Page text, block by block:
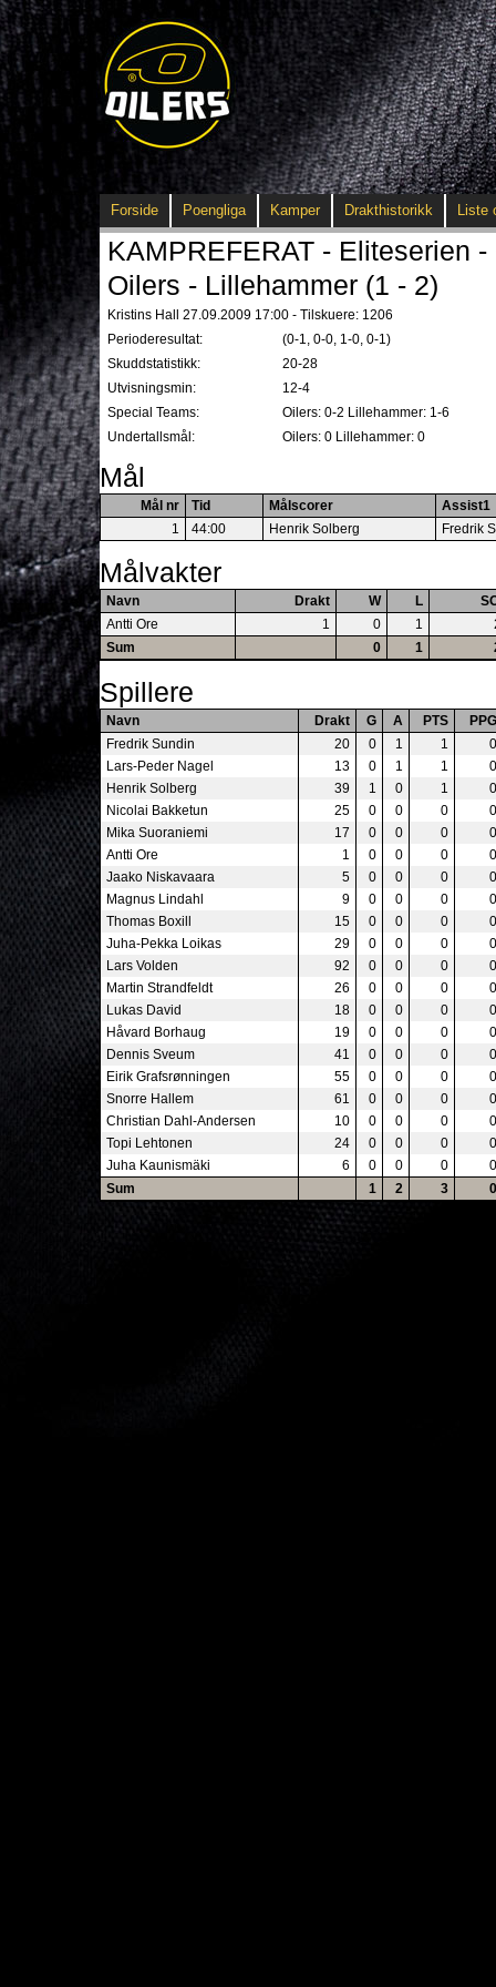
Forside Poengliga Kamper Drakthistorikk Liste
KAMPREFERAT - Eliteserien -
Oilers - Lillehammer (1 - 2)
Kristins Hall 27.09.2009 17:00 - Tilskuere: 1206
Perioderesultat:
(0-1, 0-0, 1-0, 0-1)
Skuddstatistikk:
20-28
Utvisningsmin:
12-4
Special Teams:
Oilers: 0-2 Lillehammer: 1-6
Undertallsmål:
Oilers: 0 Lillehammer: 0
Mål
Mål nr Tid Målscorer
Assist1
1
44:00 Henrik Solberg Fredrik
Målvakter
Navn Drakt W L
Antti Ore
1 0 1
Sum
0 1
Spillere
Navn Drakt G A PTS
PPG
Fredrik Sundin
20 0 1 1
0
Lars-Peder Nagel
13 0 1 1
0
Henrik Solberg
39 1 0 1
0
Nicolai Bakketun
25 0 0 0
0
Mika Suoraniemi
17 0 0 0
0
Antti Ore
1 0 0 0
0
Jaako Niskavaara
5 0 0 0
0
Magnus Lindahl
9 0 0 0
0
Thomas Boxill
15 0 0 0
0
Juha-Pekka Loikas
29 0 0 0
0
Lars Volden
92 0 0 0
0
Martin Strandfeldt
26 0 0 0
0
Lukas David
18 0 0 0
0
Håvard Borhaug
19 0 0 0
0
Dennis Sveum
41 0 0 0
0
Eirik Grafsrønningen
55 0 0 0
0
Snorre Hallem
61 0 0 0
0
Christian Dahl-Andersen
10 0 0 0
0
Topi Lehtonen
24 0 0 0
0
Juha Kaunismäki
6 0 0 0
0
Sum
1 2 3 0